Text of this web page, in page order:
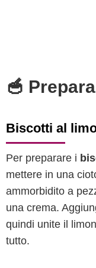
🥣
Biscotti al
Per preparare i
mettere in una
ammorbidito a
una crema.
quindi unite il
tutto.